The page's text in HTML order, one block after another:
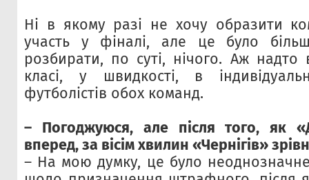
Ні в якому разі не хочу образити
участь у фіналі, але це було
розбирати, по суті, нічого. Аж надто
класі, у швидкості, в
футболістів обох команд.
– Погоджуюся, але після того, як
вперед, за вісім хвилин «Чернігів»
– На мою думку, це було